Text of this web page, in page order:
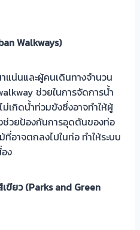
Walkways)
แน่นและผู้คนเดินทางจำนวน
ช่วยในการจัดการน้ำ
เกิดน้ำท่วมขังซึ่งอาจทำให้ผู้
วยป้องกันการอุดตันของท่อ
ที่อาจตกลงไปในท่อ ทำให้ระบบ
ง
ขียว (Parks and Green